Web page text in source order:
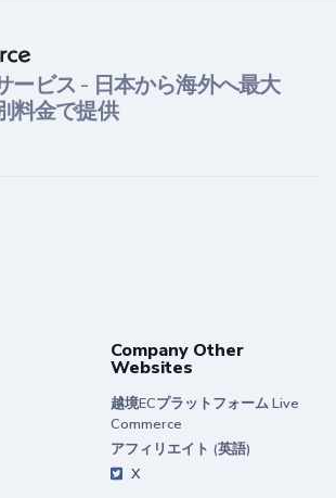
ービス - 日本から海外へ最大
料金で提供
Company Other
Websites
越境ECプラットフォーム Live
Commerce
アフィリエイト (英語)
X